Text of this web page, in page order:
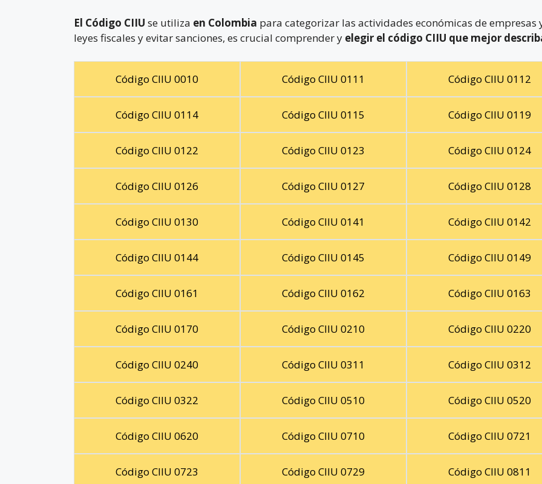
El Código CIIU se utiliza en Colombia para categorizar las actividades económicas de
leyes fiscales y evitar sanciones, es crucial comprender y elegir el código CIIU que mejor
Código CIIU 0010 Código CIIU 0111 Código CIIU 0112
Código CIIU 0114 Código CIIU 0115 Código CIIU 0119
Código CIIU 0122 Código CIIU 0123 Código CIIU 0124
Código CIIU 0126 Código CIIU 0127 Código CIIU 0128
Código CIIU 0130 Código CIIU 0141 Código CIIU 0142
Código CIIU 0144 Código CIIU 0145 Código CIIU 0149
Código CIIU 0161 Código CIIU 0162 Código CIIU 0163
Código CIIU 0170 Código CIIU 0210 Código CIIU 0220
Código CIIU 0240 Código CIIU 0311 Código CIIU 0312
Código CIIU 0322 Código CIIU 0510 Código CIIU 0520
Código CIIU 0620 Código CIIU 0710 Código CIIU 0721
Código CIIU 0723 Código CIIU 0729 Código CIIU 0811